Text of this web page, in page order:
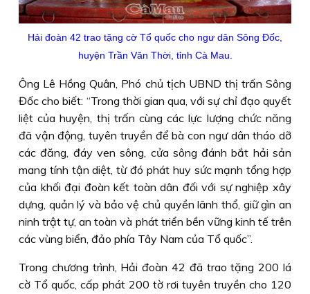
Hải đoàn 42 trao tặng cờ Tổ quốc cho ngư dân Sông Đốc,
huyện Trần Văn Thời, tỉnh Cà Mau.
Ông Lê Hồng Quân, Phó chủ tịch UBND thị trấn Sông
Đốc cho biết: “Trong thời gian qua, với sự chỉ đạo quyết
liệt của huyện, thị trấn cùng các lực lượng chức năng
đã vận động, tuyên truyền để bà con ngư dân tháo dỡ
các đăng, đáy ven sông, cửa sông đánh bắt hải sản
mang tính tận diệt, từ đó phát huy sức mạnh tổng hợp
của khối đại đoàn kết toàn dân đối với sự nghiệp xây
dựng, quản lý và bảo vệ chủ quyền lãnh thổ, giữ gìn an
ninh trật tự, an toàn và phát triển bền vững kinh tế trên
các vùng biển, đảo phía Tây Nam của Tổ quốc”.
Trong chương trình, Hải đoàn 42 đã trao tặng 200 lá
cờ Tổ quốc, cấp phát 200 tờ rơi tuyên truyền cho 120